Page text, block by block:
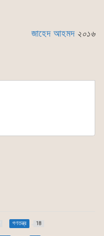
জাহেদ আহমদ ২০১৬
গণতন্ত্র 18